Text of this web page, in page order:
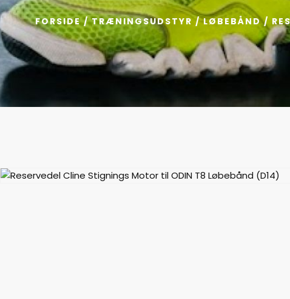
FORSIDE/TRÆNINGSUDSTYR/LØBEBÅND/